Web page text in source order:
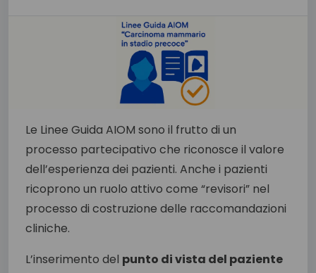
Le Linee Guida AIOM sono il frutto di un
processo partecipativo che riconosce il valore
dell’esperienza dei pazienti. Anche i pazienti
ricoprono un ruolo attivo come “revisori” nel
processo di costruzione delle raccomandazioni
cliniche.
L’inserimento del punto di vista del paziente